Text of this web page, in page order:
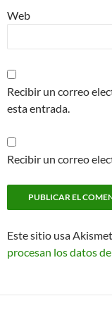
Web
Recibir un correo
esta entrada.
Recibir un correo
Este sitio usa
procesan los datos